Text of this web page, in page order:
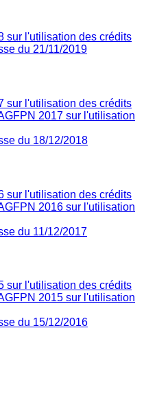
sur l'utilisation des crédits
du 21/11/2019
sur l'utilisation des crédits
2017 sur l'utilisation
du 18/12/2018
sur l'utilisation des crédits
2016 sur l'utilisation
du 11/12/2017
sur l'utilisation des crédits
2015 sur l'utilisation
du 15/12/2016